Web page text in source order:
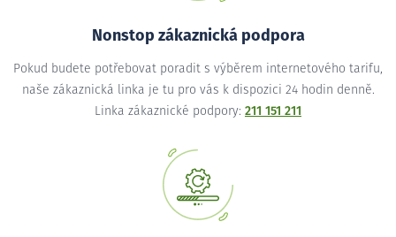
Nonstop zákaznická podpora
Pokud budete potřebovat poradit s výběrem internetového tarifu,
naše zákaznická linka je tu pro vás k dispozici 24 hodin denně.
Linka zákaznické podpory: 211 151 211